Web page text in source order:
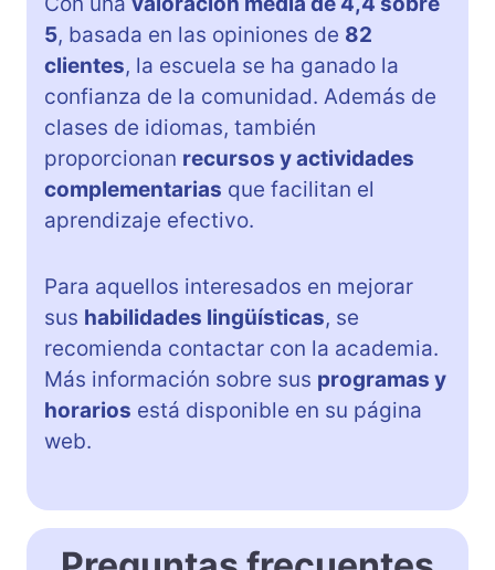
5, basada en las opiniones de 82
clientes, la escuela se ha ganado la
confianza de la comunidad. Además de
clases de idiomas, también
proporcionan recursos y actividades
complementarias que facilitan el
aprendizaje efectivo.
Para aquellos interesados en mejorar
sus habilidades lingüísticas, se
recomienda contactar con la academia.
Más información sobre sus programas y
horarios está disponible en su página
web.